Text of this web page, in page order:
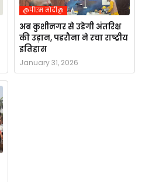
@पीएम मोदी@
अब कुशीनगर से उडेगी अंतरिक्ष
की उड़ान, पडरौना ने रचा राष्ट्रीय
इतिहास
January 31, 2026